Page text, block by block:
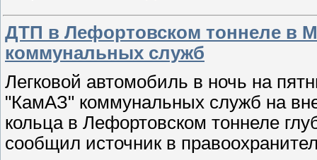
ДТП в Лефортовском тоннеле в
коммунальных служб
Легковой автомобиль в ночь на
"КамАЗ" коммунальных служб на
кольца в Лефортовском тоннеле
сообщил источник в